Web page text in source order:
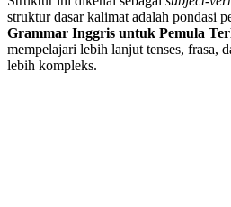
struktur dasar kalimat adalah pondasi
Grammar Inggris untuk Pemula
mempelajari lebih lanjut tenses, frasa,
lebih kompleks.